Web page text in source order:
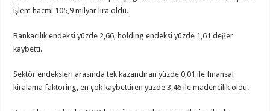
işlem hacmi 105,9 milyar lira oldu.
Bankacılık endeksi yüzde 2,66, holding endeksi yüzde 1,61 değer
kaybetti.
Sektör endeksleri arasında tek kazandıran yüzde 0,01 ile finansal
kiralama faktoring, en çok kaybettiren yüzde 3,46 ile madencilik oldu.